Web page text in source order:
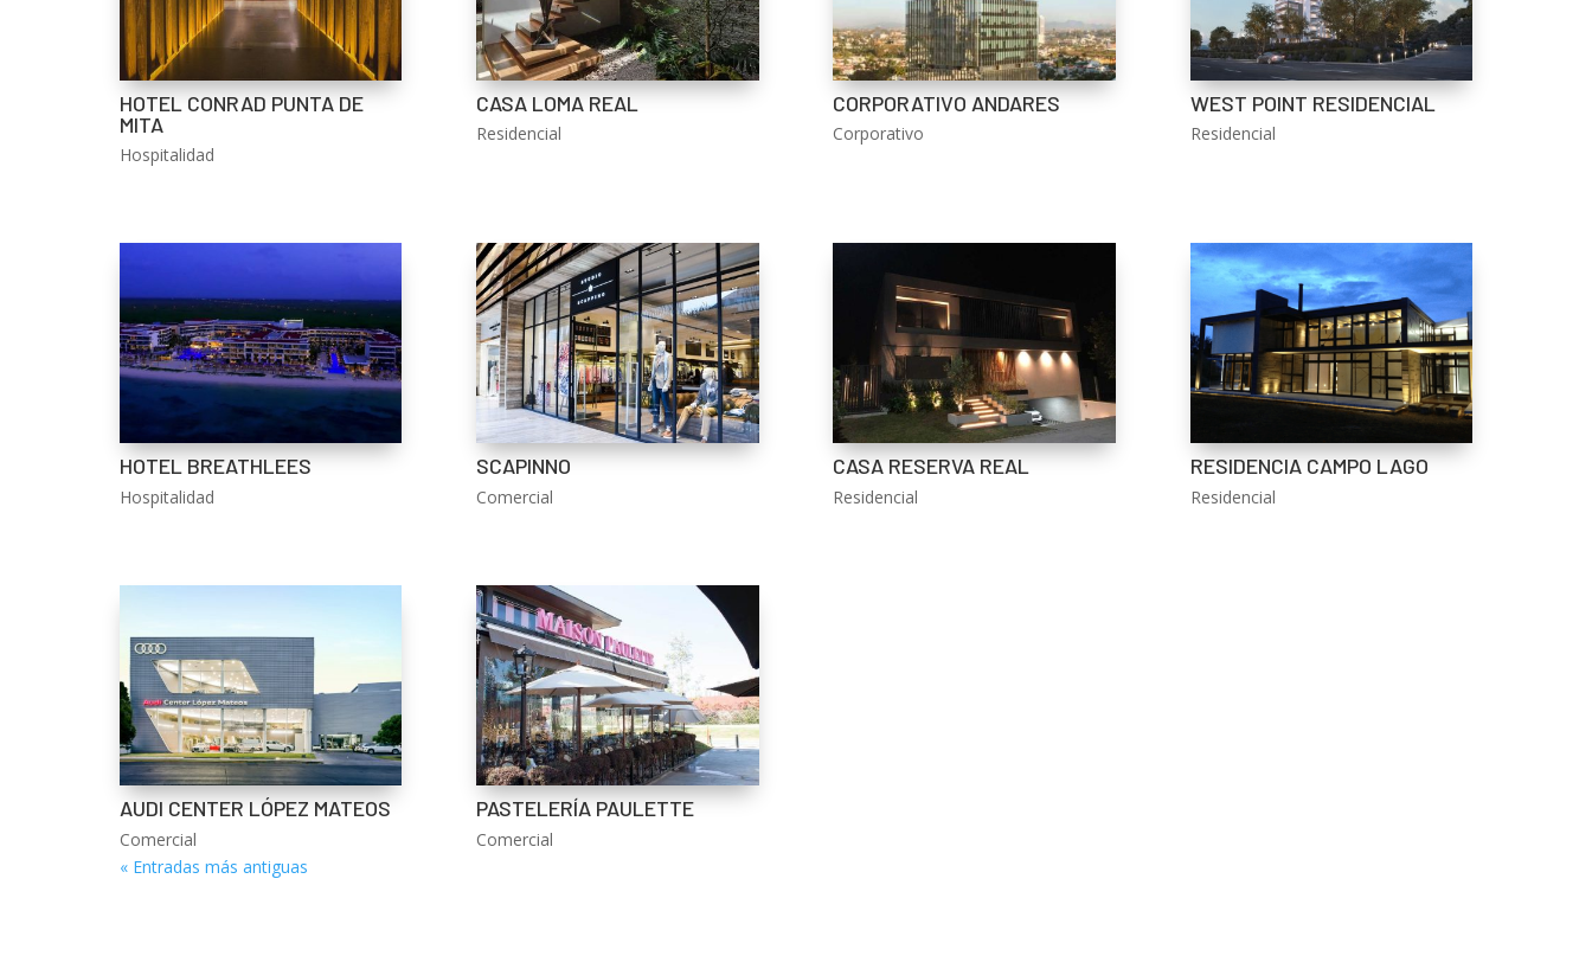
HOTEL CONRAD PUNTA DE
MITA
Hospitalidad
CASA LOMA REAL
Residencial
CORPORATIVO ANDARES
Corporativo
WEST POINT RESIDENCIAL
Residencial
HOTEL BREATHLEES
Hospitalidad
SCAPINNO
Comercial
CASA RESERVA REAL
Residencial
RESIDENCIA CAMPO LAGO
Residencial
AUDI CENTER LÓPEZ MATEOS
Comercial
PASTELERÍA PAULETTE
Comercial
« Entradas más antiguas